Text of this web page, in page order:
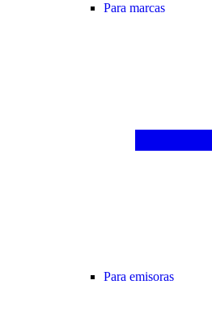
Para marcas
Para emisoras